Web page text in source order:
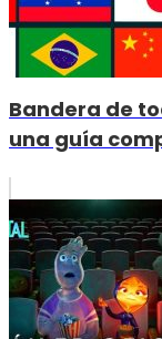
Bandera de
una guía